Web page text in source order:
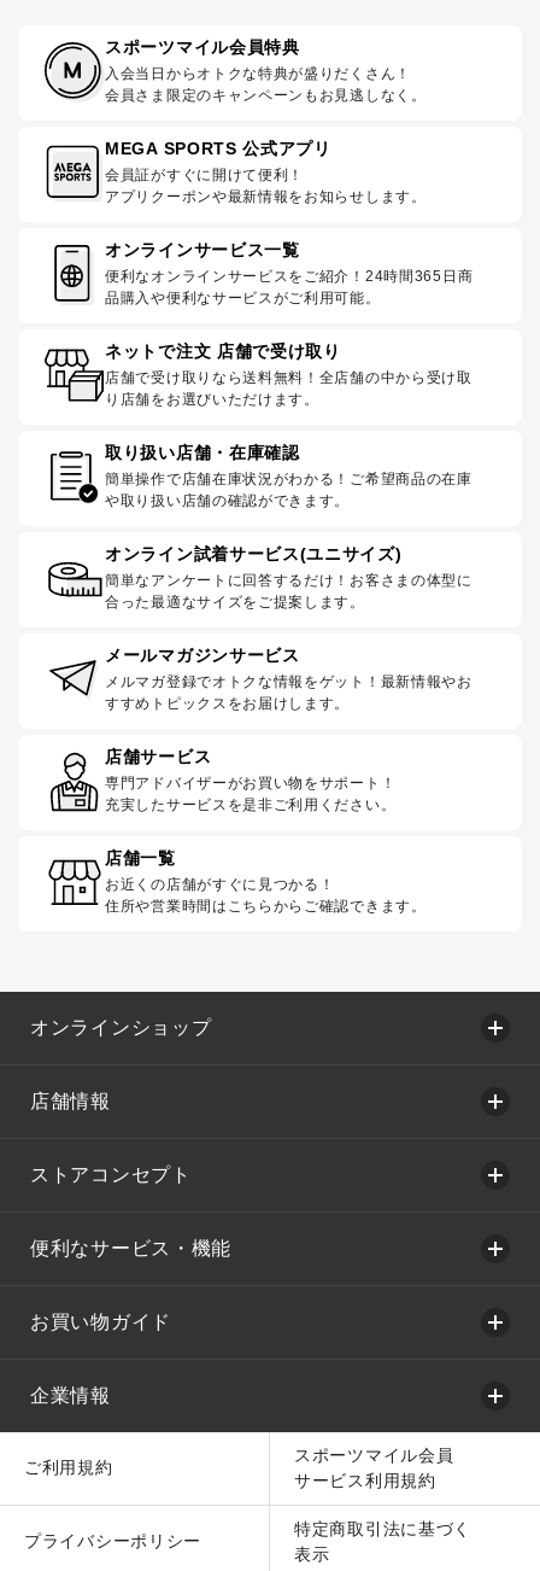
スポーツマイル会員特典
入会当日からオトクな特典が盛りだくさん！
会員さま限定のキャンペーンもお見逃しなく。
MEGA SPORTS 公式アプリ
会員証がすぐに開けて便利！
アプリクーポンや最新情報をお知らせします。
オンラインサービス一覧
便利なオンラインサービスをご紹介！24時間365日商
品購入や便利なサービスがご利用可能。
ネットで注文 店舗で受け取り
店舗で受け取りなら送料無料！全店舗の中から受け取
り店舗をお選びいただけます。
取り扱い店舗・在庫確認
簡単操作で店舗在庫状況がわかる！ご希望商品の在庫
や取り扱い店舗の確認ができます。
オンライン試着サービス(ユニサイズ)
簡単なアンケートに回答するだけ！お客さまの体型に
合った最適なサイズをご提案します。
メールマガジンサービス
メルマガ登録でオトクな情報をゲット！最新情報やお
すすめトピックスをお届けします。
店舗サービス
専門アドバイザーがお買い物をサポート！
充実したサービスを是非ご利用ください。
店舗一覧
お近くの店舗がすぐに見つかる！
住所や営業時間はこちらからご確認できます。
オンラインショップ
店舗情報
ストアコンセプト
便利なサービス・機能
お買い物ガイド
企業情報
ご利用規約
スポーツマイル会員
サービス利用規約
プライバシーポリシー
特定商取引法に基づく
表示